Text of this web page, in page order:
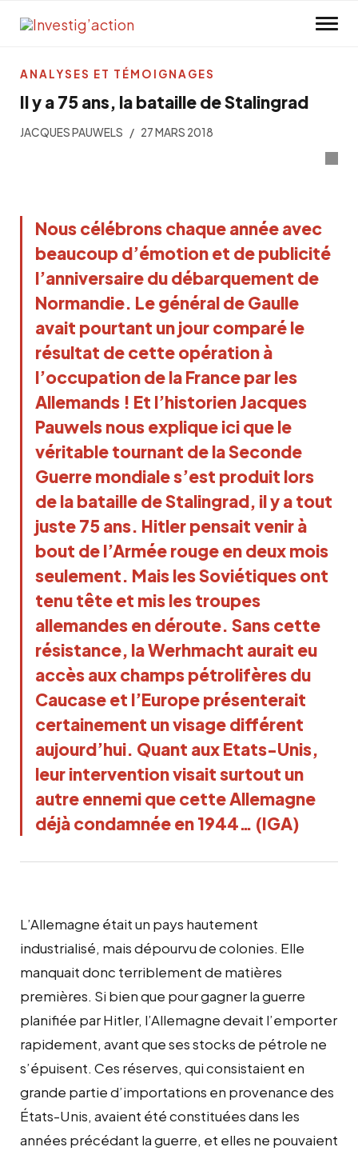
Il y a 75 ans, la bataille de Stalingrad
JACQUES PAUWELS 27 MARS 2018
Nous célébrons chaque année avec
beaucoup d’émotion et de publicité
l’anniversaire du débarquement de
Normandie. Le général de Gaulle
avait pourtant un jour comparé le
résultat de cette opération à
l’occupation de la France par les
Allemands ! Et l’historien Jacques
Pauwels nous explique ici que le
véritable tournant de la Seconde
Guerre mondiale s’est produit lors
de la bataille de Stalingrad, il y a tout
juste 75 ans. Hitler pensait venir à
bout de l’Armée rouge en deux mois
seulement. Mais les Soviétiques ont
tenu tête et mis les troupes
allemandes en déroute. Sans cette
résistance, la Werhmacht aurait eu
accès aux champs pétrolifères du
Caucase et l’Europe présenterait
certainement un visage différent
aujourd’hui. Quant aux Etats-Unis,
leur intervention visait surtout un
autre ennemi que cette Allemagne
déjà condamnée en 1944… (IGA)
L’Allemagne était un pays hautement
industrialisé, mais dépourvu de colonies. Elle
manquait donc terriblement de matières
premières. Si bien que pour gagner la guerre
planifiée par Hitler, l’Allemagne devait l’emporter
rapidement, avant que ses stocks de pétrole ne
s’épuisent. Ces réserves, qui consistaient en
grande partie d’importations en provenance des
États-Unis, avaient été constituées dans les
années précédant la guerre, et elles ne pouvaient
ANALYSES ET TÉMOIGNAGES